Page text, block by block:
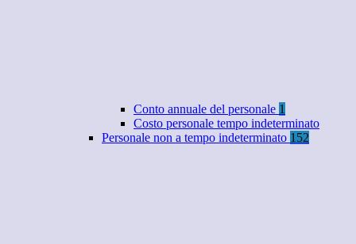
Conto annuale del personale 1
Costo personale tempo indeterminato
Personale non a tempo indeterminato 152